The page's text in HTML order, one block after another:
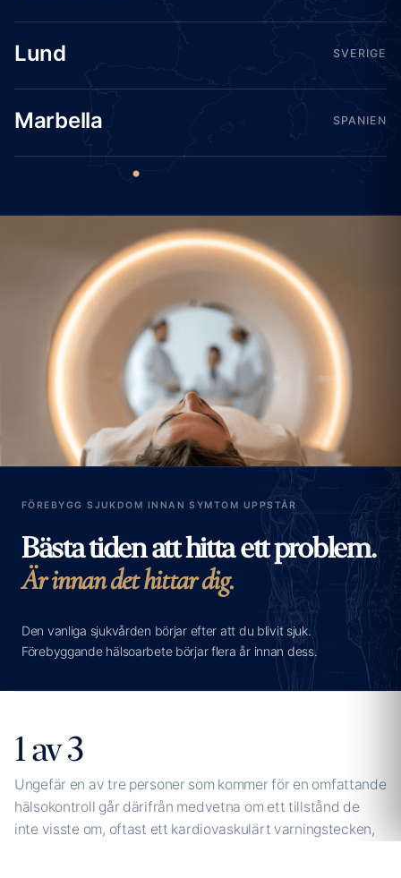
Lund SVERIGE
Marbella SPANIEN
FÖREBYGG SJUKDOM INNAN SYMTOM UPPSTÅR
Bästa tiden att hitta ett problem.
Är innan det hittar dig.
Den vanliga sjukvården börjar efter att du blivit sjuk.
Förebyggande hälsoarbete börjar flera år innan dess.
1 av 3
Ungefär en av tre personer som kommer för en omfattande
hälsokontroll går därifrån medvetna om ett tillstånd de
inte visste om, oftast ett kardiovaskulärt varningstecken,